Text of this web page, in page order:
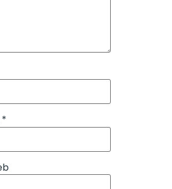
*